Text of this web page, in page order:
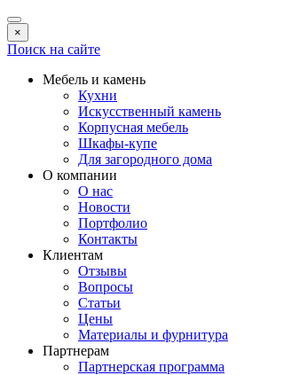
×
Поиск на сайте
Мебель и камень
Кухни
Искусственный камень
Корпусная мебель
Шкафы-купе
Для загородного дома
О компании
О нас
Новости
Портфолио
Контакты
Клиентам
Отзывы
Вопросы
Статьи
Цены
Материалы и фурнитура
Партнерам
Партнерская программа